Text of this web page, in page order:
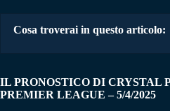
Cosa troverai in questo articolo:
IL PRONOSTICO DI CRYSTAL
PREMIER LEAGUE – 5/4/2025